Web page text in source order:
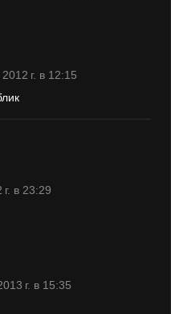
г. в 12:15
в 23:29
г. в 15:35